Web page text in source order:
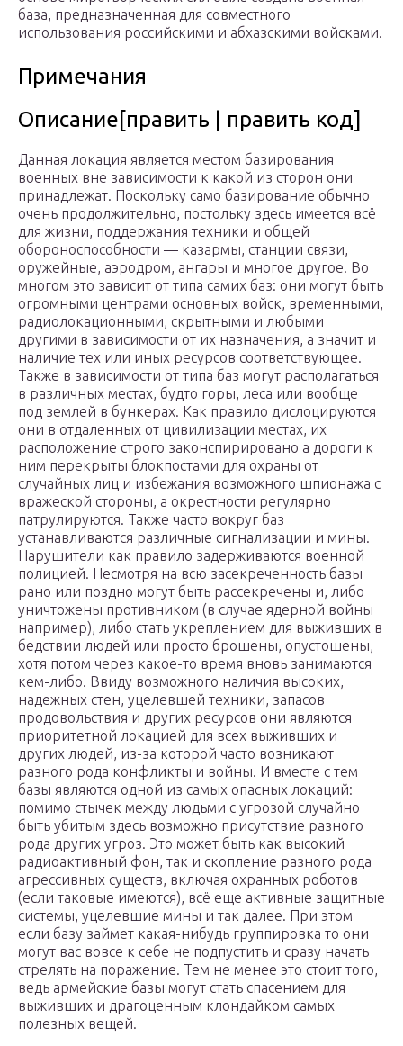
база, предназначенная для совместного
использования российскими и абхазскими войсками.
Примечания
Описание[править | править код]
Данная локация является местом базирования
военных вне зависимости к какой из сторон они
принадлежат. Поскольку само базирование обычно
очень продолжительно, постольку здесь имеется всё
для жизни, поддержания техники и общей
обороноспособности — казармы, станции связи,
оружейные, аэродром, ангары и многое другое. Во
многом это зависит от типа самих баз: они могут быть
огромными центрами основных войск, временными,
радиолокационными, скрытными и любыми
другими в зависимости от их назначения, а значит и
наличие тех или иных ресурсов соответствующее.
Также в зависимости от типа баз могут располагаться
в различных местах, будто горы, леса или вообще
под землей в бункерах. Как правило дислоцируются
они в отдаленных от цивилизации местах, их
расположение строго законспирировано а дороги к
ним перекрыты блокпостами для охраны от
случайных лиц и избежания возможного шпионажа с
вражеской стороны, а окрестности регулярно
патрулируются. Также часто вокруг баз
устанавливаются различные сигнализации и мины.
Нарушители как правило задерживаются военной
полицией. Несмотря на всю засекреченность базы
рано или поздно могут быть рассекречены и, либо
уничтожены противником (в случае ядерной войны
например), либо стать укреплением для выживших в
бедствии людей или просто брошены, опустошены,
хотя потом через какое-то время вновь занимаются
кем-либо. Ввиду возможного наличия высоких,
надежных стен, уцелевшей техники, запасов
продовольствия и других ресурсов они являются
приоритетной локацией для всех выживших и
других людей, из-за которой часто возникают
разного рода конфликты и войны. И вместе с тем
базы являются одной из самых опасных локаций:
помимо стычек между людьми с угрозой случайно
быть убитым здесь возможно присутствие разного
рода других угроз. Это может быть как высокий
радиоактивный фон, так и скопление разного рода
агрессивных существ, включая охранных роботов
(если таковые имеются), всё еще активные защитные
системы, уцелевшие мины и так далее. При этом
если базу займет какая-нибудь группировка то они
могут вас вовсе к себе не подпустить и сразу начать
стрелять на поражение. Тем не менее это стоит того,
ведь армейские базы могут стать спасением для
выживших и драгоценным клондайком самых
полезных вещей.